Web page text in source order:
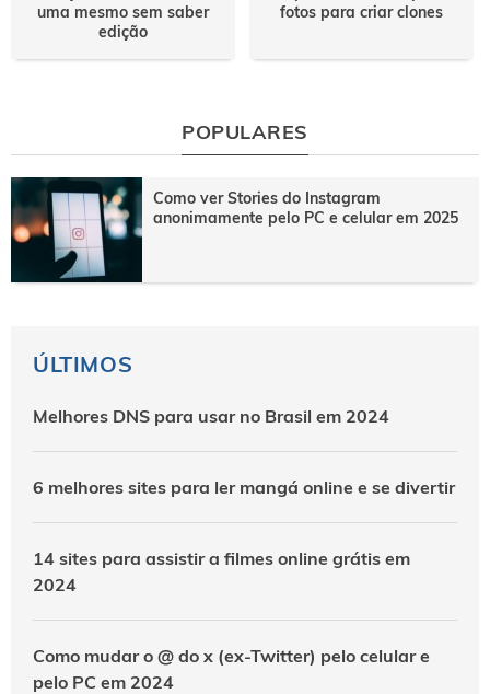
uma mesmo sem saber
edição
fotos para criar clones
POPULARES
Como ver Stories do Instagram
anonimamente pelo PC e celular em 2025
ÚLTIMOS
Melhores DNS para usar no Brasil em 2024
6 melhores sites para ler mangá online e se divertir
14 sites para assistir a filmes online grátis em
2024
Como mudar o @ do x (ex-Twitter) pelo celular e
pelo PC em 2024